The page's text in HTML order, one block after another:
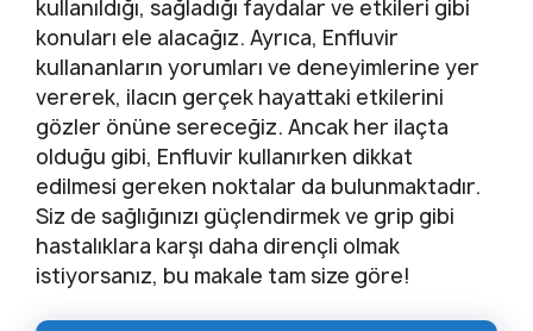
kullanıldığı, sağladığı faydalar ve etkileri gibi
konuları ele alacağız. Ayrıca, Enfluvir
kullananların yorumları ve deneyimlerine yer
vererek, ilacın gerçek hayattaki etkilerini
gözler önüne sereceğiz. Ancak her ilaçta
olduğu gibi, Enfluvir kullanırken dikkat
edilmesi gereken noktalar da bulunmaktadır.
Siz de sağlığınızı güçlendirmek ve grip gibi
hastalıklara karşı daha dirençli olmak
istiyorsanız, bu makale tam size göre!